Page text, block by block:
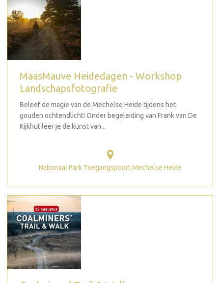
MaasMauve Heidedagen - Workshop
Landschapsfotografie
Beleef de magie van de Mechelse Heide tijdens het
gouden ochtendlicht! Onder begeleiding van Frank van De
Kijkhut leer je de kunst van...
Nationaal Park Toegangspoort Mechelse Heide